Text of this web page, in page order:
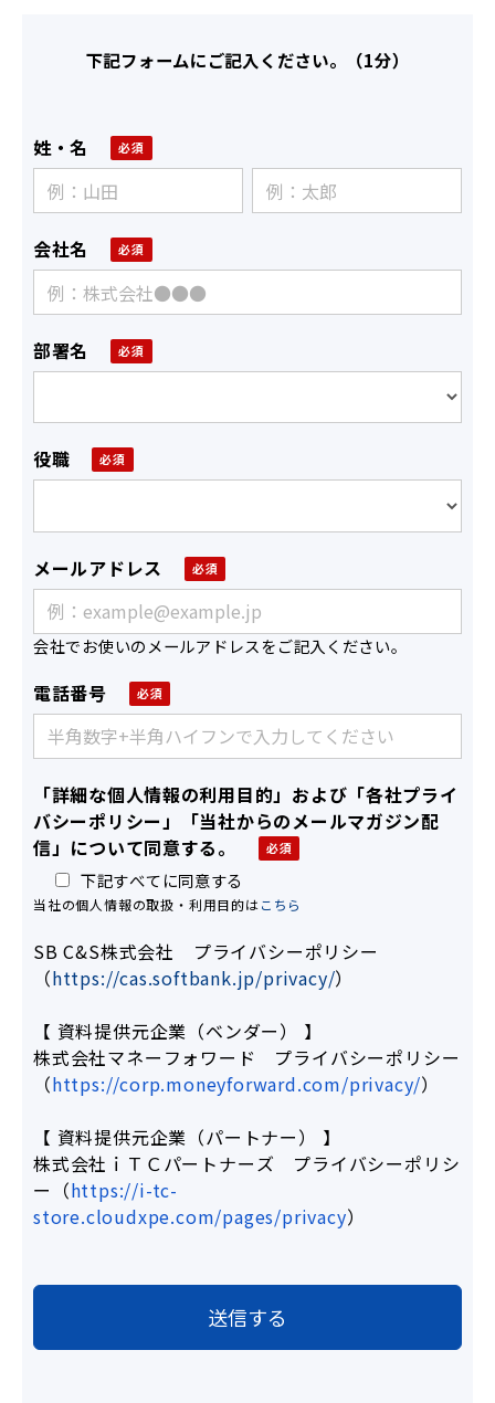
下記フォームにご記入ください。（1分）
姓・名
会社名
部署名
役職
メールアドレス
会社でお使いのメールアドレスをご記入ください。
電話番号
「詳細な個人情報の利用目的」および「各社プライ
バシーポリシー」「当社からのメールマガジン配
信」について同意する。
下記すべてに同意する
当社の個人情報の取扱・利用目的はこちら
SB C&S株式会社 プライバシーポリシー
（https://cas.softbank.jp/privacy/）
【 資料提供元企業（ベンダー） 】
株式会社マネーフォワード プライバシーポリシー
（https://corp.moneyforward.com/privacy/）
【 資料提供元企業（パートナー） 】
株式会社ｉＴＣパートナーズ プライバシーポリシ
ー（https://i-tc-
store.cloudxpe.com/pages/privacy）